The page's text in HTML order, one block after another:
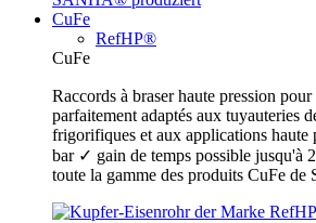
CuFe
RefHP®
CuFe
Raccords à braser haute pression
parfaitement adaptés aux tuyauteries
frigorifiques et aux applications haute
bar ✓ gain de temps possible jusqu'à
toute la gamme des produits CuFe